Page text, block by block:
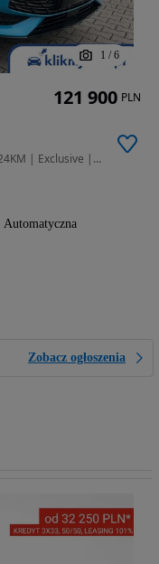
1 / 6
1496 cm3 • 224 KM • | MG HS | Hybrid+ | 224KM | Exclusive | Kamera 360 | ACC |
Automatyczna
Zobacz ogłoszenia
121 900 PLN